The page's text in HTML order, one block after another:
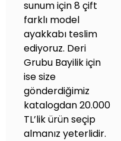
sunum için 8 çift
farklı model
ayakkabı teslim
ediyoruz. Deri
Grubu Bayilik için
ise size
gönderdiğimiz
katalogdan 20.000
TL’lik ürün seçip
almanız yeterlidir.